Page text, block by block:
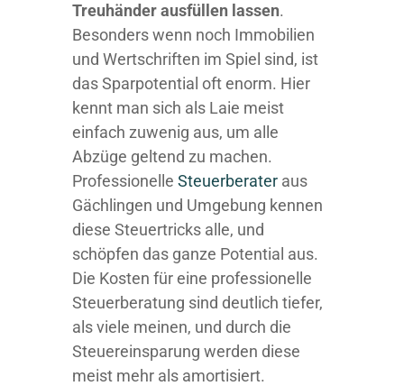
Treuhänder ausfüllen lassen.
Besonders wenn noch Immobilien
und Wertschriften im Spiel sind, ist
das Sparpotential oft enorm. Hier
kennt man sich als Laie meist
einfach zuwenig aus, um alle
Abzüge geltend zu machen.
Professionelle Steuerberater aus
Gächlingen und Umgebung kennen
diese Steuertricks alle, und
schöpfen das ganze Potential aus.
Die Kosten für eine professionelle
Steuerberatung sind deutlich tiefer,
als viele meinen, und durch die
Steuereinsparung werden diese
meist mehr als amortisiert.